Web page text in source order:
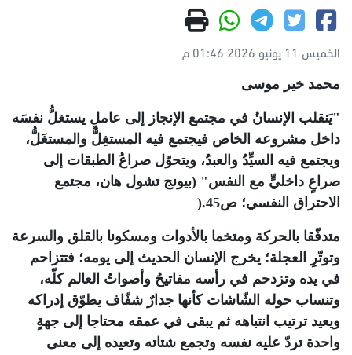
الخميس 11 يونيو 2026 01:46 م
محمد خير موسى
"يَنقلب الإنسانُ في مجتمع الإنجاز إلى عاملٍ يستغلُّ نفسَه
داخل مشروعه الخاص فيجتمع فيه المستغِلُّ والمستغَلُّ،
ويجتمع فيه السيِّدُ والعبدُ، ويتحوّل صراعُ الطبقات إلى
صراعٍ داخليٍّ مع النفس" (بيونج تشول هان، مجتمع
الاحتراق النفسي؛ ص45
).
متدفّقا بالحركة ومتخما بالأدوات ومسكونا بالقلق والسرعة
وتوتّرِ العجلة؛ يخرج الإنسان الحديث إلى يومه؛ فتتزاحم
في يده وتزدحم في رأسه مفاتيحُ وأصواتُ العالم كلّه،
وتنساب حوله الشّاشات كأنها جدارٌ شفّاف يطوّق إدراكه
ويعيد ترتيب انتباهه ثم يبقى في عمقه محتاجا إلى جهةٍ
واحدة تردّ عليه نفسه وتجمع شتاته وتعيده إلى معنى